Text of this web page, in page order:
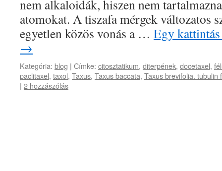
nem alkaloidák, hiszen nem
atomokat. A tiszafa mérgek változatos
egyetlen közös vonás a … Egy
→
Kategória: blog | Címke: citosztatikum, diterpének, docetaxel,
paclitaxel, taxol, Taxus, Taxus baccata, Taxus brevifolia. tubulin
| 2 hozzászólás